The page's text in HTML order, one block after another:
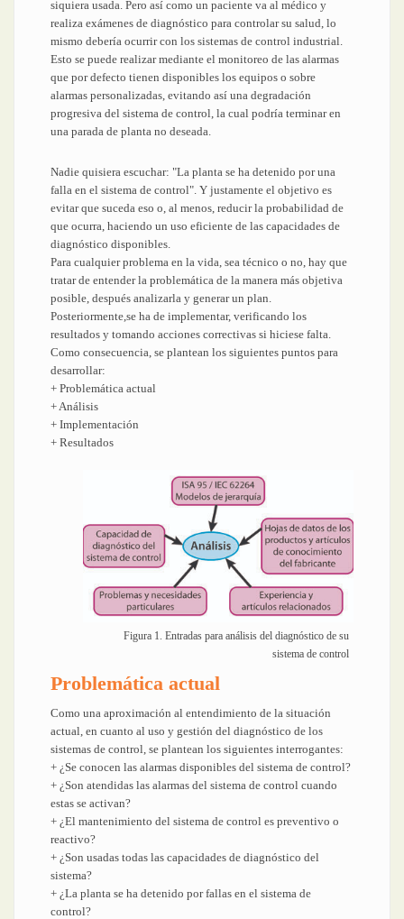
siquiera usada. Pero así como un paciente va al médico y
realiza exámenes de diagnóstico para controlar su salud, lo
mismo debería ocurrir con los sistemas de control industrial.
Esto se puede realizar mediante el monitoreo de las alarmas
que por defecto tienen disponibles los equipos o sobre
alarmas personalizadas, evitando así una degradación
progresiva del sistema de control, la cual podría terminar en
una parada de planta no deseada.
Nadie quisiera escuchar: "La planta se ha detenido por una
falla en el sistema de control". Y justamente el objetivo es
evitar que suceda eso o, al menos, reducir la probabilidad de
que ocurra, haciendo un uso eficiente de las capacidades de
diagnóstico disponibles.
Para cualquier problema en la vida, sea técnico o no, hay que
tratar de entender la problemática de la manera más objetiva
posible, después analizarla y generar un plan.
Posteriormente,se ha de implementar, verificando los
resultados y tomando acciones correctivas si hiciese falta.
Como consecuencia, se plantean los siguientes puntos para
desarrollar:
+ Problemática actual
+ Análisis
+ Implementación
+ Resultados
Figura 1. Entradas para análisis del diagnóstico de su
sistema de control
Problemática actual
Como una aproximación al entendimiento de la situación
actual, en cuanto al uso y gestión del diagnóstico de los
sistemas de control, se plantean los siguientes interrogantes:
+ ¿Se conocen las alarmas disponibles del sistema de control?
+ ¿Son atendidas las alarmas del sistema de control cuando
estas se activan?
+ ¿El mantenimiento del sistema de control es preventivo o
reactivo?
+ ¿Son usadas todas las capacidades de diagnóstico del
sistema?
+ ¿La planta se ha detenido por fallas en el sistema de
control?